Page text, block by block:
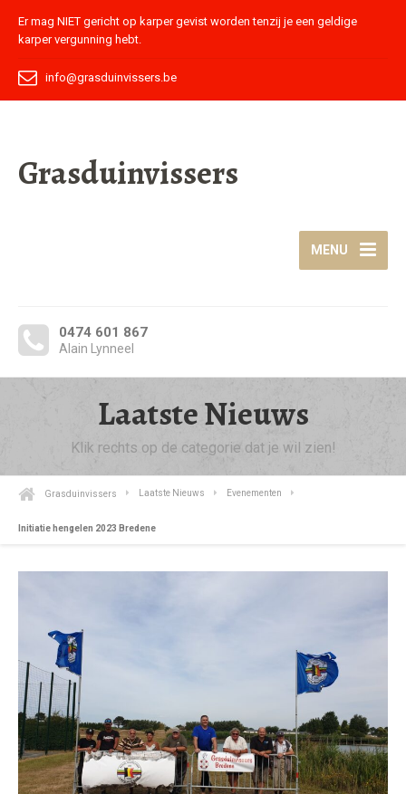
Er mag NIET gericht op karper gevist worden tenzij je een geldige
karper vergunning hebt.
info@grasduinvissers.be
0474 601 867
Alain Lynneel
Grasduinvissers
MENU
Laatste Nieuws
Klik rechts op de categorie dat je wil zien!
Grasduinvissers Laatste Nieuws Evenementen
Initiatie hengelen 2023 Bredene